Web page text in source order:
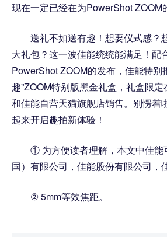
现在一定已经在为PowerShot ZOOM
送礼不如送有趣！想要仪式感？
大礼包？这一波佳能统统能满足！配
PowerShot ZOOM的发布，佳能特别
趣”ZOOM特别版黑金礼盒，礼盒限
和佳能自营天猫旗舰店销售。别愣着
起来开启趣拍新体验！
① 为方便读者理解，本文中佳能
国）有限公司，佳能股份有限公司，
② 5mm等效焦距。